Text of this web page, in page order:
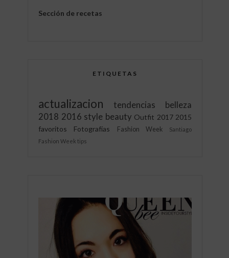
Sección de recetas
ETIQUETAS
actualizacion tendencias
belleza
2018 2016 style beauty Outfit 2017 2015
favoritos
Fotografías Fashion Week
Santiago
Fashion Week tips